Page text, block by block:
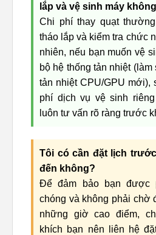
lắp và vệ sinh máy
Chi phí thay quạt
tháo lắp và kiểm tra chức
nhiên, nếu bạn muốn vệ
bộ hệ thống tản nhiệt (làm
tản nhiệt CPU/GPU mới),
phí dịch vụ vệ sinh
luôn tư vấn rõ ràng trước
Tôi có cần đặt lịch
đến không?
Để đảm bảo bạn được
chóng và không phải chờ
những giờ cao điểm,
khích bạn nên liên hệ